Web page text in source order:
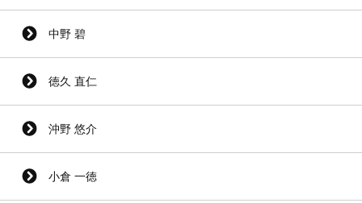
中野 碧
徳久 直仁
沖野 悠介
小倉 一徳